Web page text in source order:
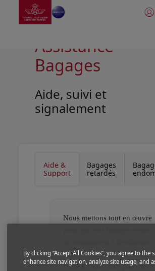
Saut au contenu principal
Aller à la pageSe
Assistance
Bagages
Aide, suivi et
signalement
Aide &
Support
Bagages
retardés
Nous mettons tout en œuvre
dans les meilleures
Dans de rares cas, pour des
By clicking “Accept All Cookies”, you agree to
enhance site navigation, analyze site usage, and